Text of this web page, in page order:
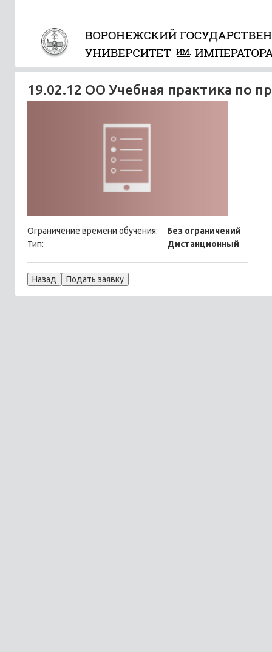
19.02.12 ОО Учебная практика по
Ограничение времени обучения:
Без ограничений
Тип:
Дистанционный